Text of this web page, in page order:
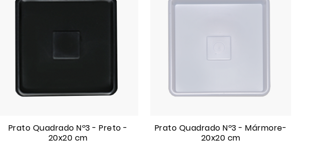
Prato Quadrado Nº3 - Preto -
20x20 cm
Prato Quadrado Nº3 - Mármore-
20x20 cm